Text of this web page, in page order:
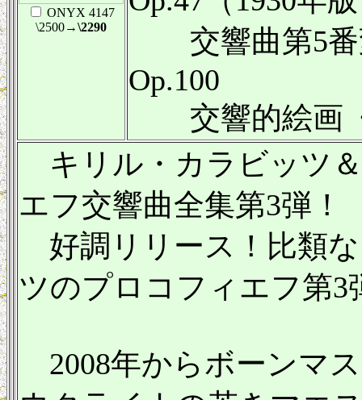
ONYX 4147
\2500→\2290
交響曲第5番
Op.100
交響的絵画《
キリル・カラビッツ
エフ交響曲全集第3弾！
好調リリース！比類
ツのプロコフィエフ第3
2008年からボーンマ